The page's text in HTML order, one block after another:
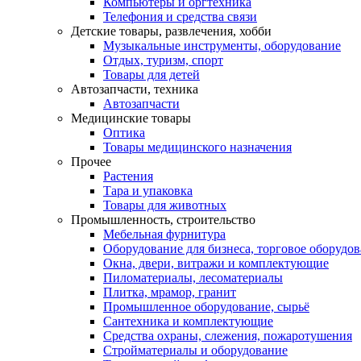
Телефония и средства связи
Детские товары, развлечения, хобби
Музыкальные инструменты, оборудование
Отдых, туризм, спорт
Товары для детей
Автозапчасти, техника
Автозапчасти
Медицинские товары
Оптика
Товары медицинского назначения
Прочее
Растения
Тара и упаковка
Товары для животных
Промышленность, строительство
Мебельная фурнитура
Оборудование для бизнеса, торговое
Окна, двери, витражи и комплектующие
Пиломатериалы, лесоматериалы
Плитка, мрамор, гранит
Промышленное оборудование, сырьё
Сантехника и комплектующие
Средства охраны, слежения, пожаротушения
Стройматериалы и оборудование